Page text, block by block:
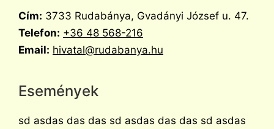
Cím: 3733 Rudabánya, Gvadányi József u. 47.
Telefon: +36 48 568-216
Email: hivatal@rudabanya.hu
Események
sd asdas das das sd asdas das das sd asdas